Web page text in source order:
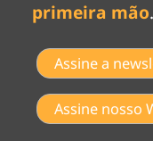
primeira mão.
Assine a
Assine nosso